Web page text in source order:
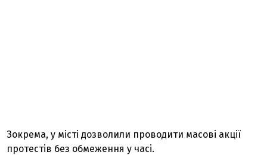
Зокрема, у місті дозволили проводити масові акції
протестів без обмеження у часі.